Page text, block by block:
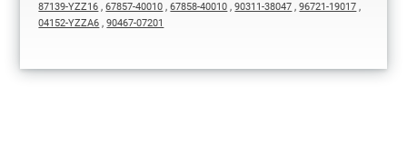
87139-YZZ16 ,67857-40010 ,67858-40010 ,90311-38047 ,96721-19017 ,
04152-YZZA6 ,90467-07201